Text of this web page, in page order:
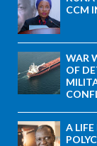
CCM
WAR
OF
A